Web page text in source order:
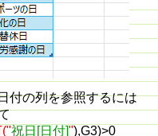
付の列を参照するには
祝日[日付]"),G3)>0